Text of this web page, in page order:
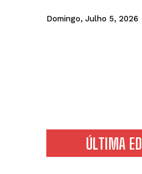
Domingo, Julho 5, 2026
ÚLTIMA